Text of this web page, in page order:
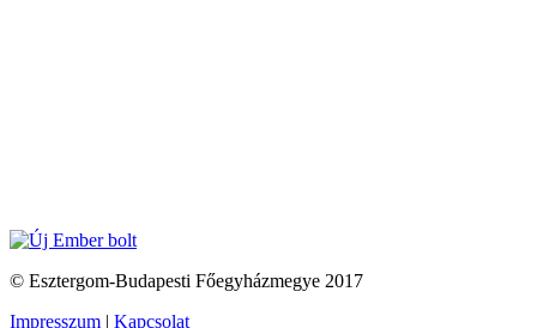
© Esztergom-Budapesti Főegyházmegye 2017
Impresszum | Kapcsolat